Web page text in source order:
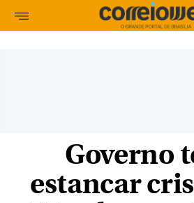
Governo
estancar